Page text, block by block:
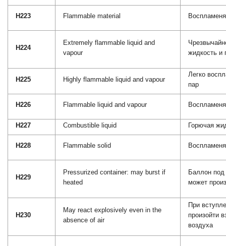
H223 Flammable material
H224
Extremely flammable liquid and
vapour
жидкость и
H225 Highly flammable liquid and vapour
Легко
пар
H226 Flammable liquid and vapour
H227 Combustible liquid Горючая
H228 Flammable solid
H229
Pressurized container: may burst if
heated
Баллон под
может
H230
May react explosively even in the
absence of air
При
произойти
воздуха